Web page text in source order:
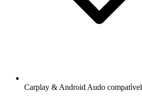
Carplay & Android Audo compatìvel